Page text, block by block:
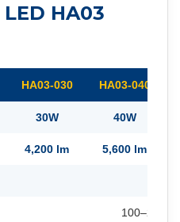
LED HA03
HA03-030 HA03-040
30W 40W
4,200 lm 5,600 lm
100–277V